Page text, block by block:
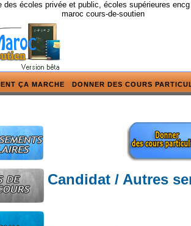
des écoles privée et public, écoles supérieures
maroc cours-de-soutien
ÇA MARCHE DONNER DES COURS
Candidat / Autres